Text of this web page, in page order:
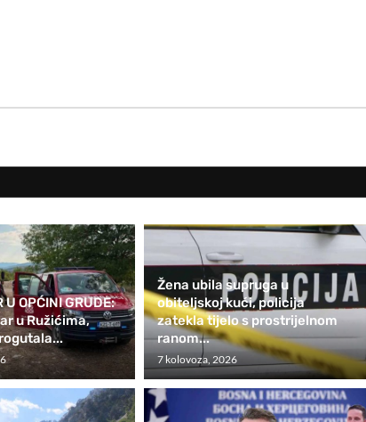
U OPĆINI GRUDE:
u Ružićima,
Žena ubila supruga u
obiteljskoj kući, policija
zatekla tijelo s prostrijelnom
ranom...
7 kolovoza, 2026